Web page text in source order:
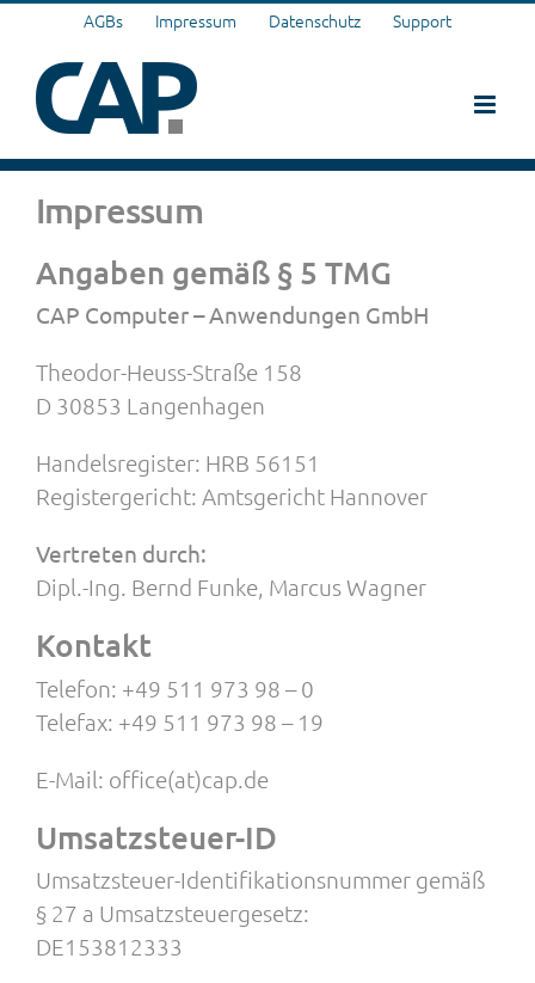
springen
AGBs Impressum Datenschutz Support
Impressum
Angaben gemäß § 5 TMG
CAP Computer – Anwendungen GmbH
Theodor-Heuss-Straße 158
D 30853 Langenhagen
Handelsregister: HRB 56151
Registergericht: Amtsgericht Hannover
Vertreten durch:
Dipl.-Ing. Bernd Funke, Marcus Wagner
Kontakt
Telefon: +49 511 973 98 – 0
Telefax: +49 511 973 98 – 19
E-Mail: office(at)cap.de
Umsatzsteuer-ID
Umsatzsteuer-Identifikationsnummer gemäß
§ 27 a Umsatzsteuergesetz:
DE153812333